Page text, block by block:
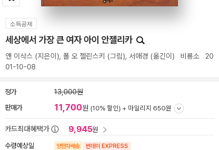
소득공제
세상에서 가장 큰 여자 아이 안젤리카
앤 이삭스 (지은이), 폴 오 젤린스키 (그림), 서애경 (옮긴이) 비룡소 20
01-10-08
정가 13,000원
판매가 11,700원 (10% 할인) + 마일리지 650원
카드최대혜택가 9,945원
수령예상일 양탄자배송 썬데이 EXPRESS